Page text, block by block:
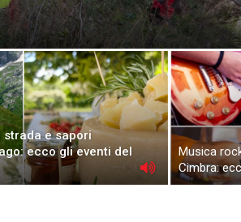
strada e sapori
ecco gli eventi del
Musica
Cimbra: